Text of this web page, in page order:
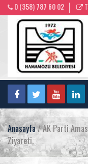
0 (358) 787 60 02
Anasayfa/ AK Parti
Ziyareti.